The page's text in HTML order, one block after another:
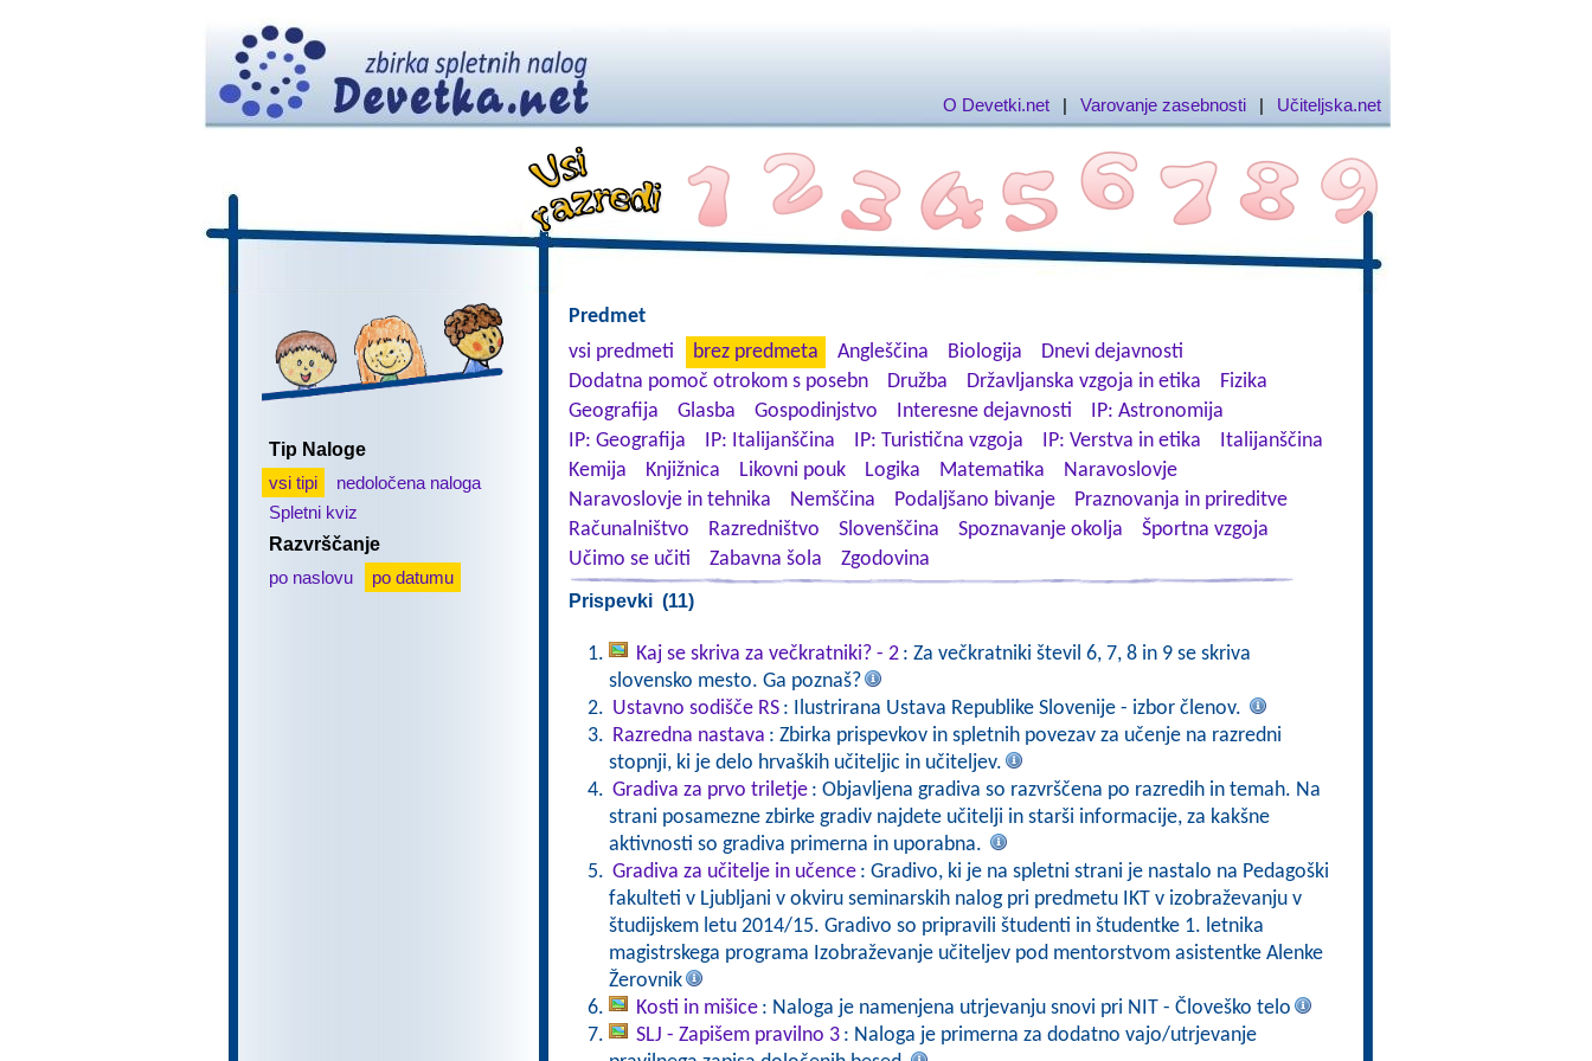
O Devetki.net | Varovanje zasebnosti | Učiteljska.net
Tip Naloge
vsi tipi
nedoločena naloga
Spletni kviz
Razvrščanje
po naslovu
po datumu
Predmet
vsi predmeti
brez predmeta Angleščina Biologija
Dnevi dejavnosti
Dodatna pomoč otrokom s posebn
Družba Državljanska vzgoja in etika
Fizika
Geografija
Glasba Gospodinjstvo Interesne dejavnosti
IP: Astronomija
IP: Geografija
IP: Italijanščina IP: Turistična vzgoja IP: Verstva in etika
Italijanščina
Kemija
Knjižnica Likovni pouk Logika Matematika
Naravoslovje
Naravoslovje in tehnika
Nemščina Podaljšano bivanje
Praznovanja in prireditve
Računalništvo
Razredništvo Slovenščina Spoznavanje okolja
Športna vzgoja
Učimo se učiti
Zabavna šola Zgodovina
Prispevki (11)
Kaj se skriva za večkratniki? - 2 : Za večkratniki števil 6, 7, 8 in 9 se skriva
slovensko mesto. Ga poznaš?
Ustavno sodišče RS : Ilustrirana Ustava Republike Slovenije - izbor členov.
Razredna nastava : Zbirka prispevkov in spletnih povezav za učenje na razredni
stopnji, ki je delo hrvaških učiteljic in učiteljev.
Gradiva za prvo triletje : Objavljena gradiva so razvrščena po razredih in temah. Na
strani posamezne zbirke gradiv najdete učitelji in starši informacije, za kakšne
aktivnosti so gradiva primerna in uporabna.
Gradiva za učitelje in učence : Gradivo, ki je na spletni strani je nastalo na Pedagoški
fakulteti v Ljubljani v okviru seminarskih nalog pri predmetu IKT v izobraževanju v
študijskem letu 2014/15. Gradivo so pripravili študenti in študentke 1. letnika
magistrskega programa Izobraževanje učiteljev pod mentorstvom asistentke Alenke
Žerovnik
Kosti in mišice : Naloga je namenjena utrjevanju snovi pri NIT - Človeško telo
SLJ - Zapišem pravilno 3 : Naloga je primerna za dodatno vajo/utrjevanje